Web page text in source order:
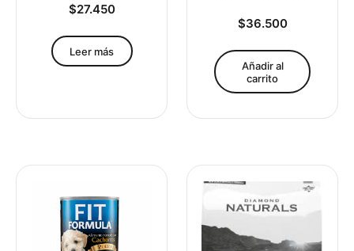
$27.450
Leer más
$36.500
Añadir al
carrito